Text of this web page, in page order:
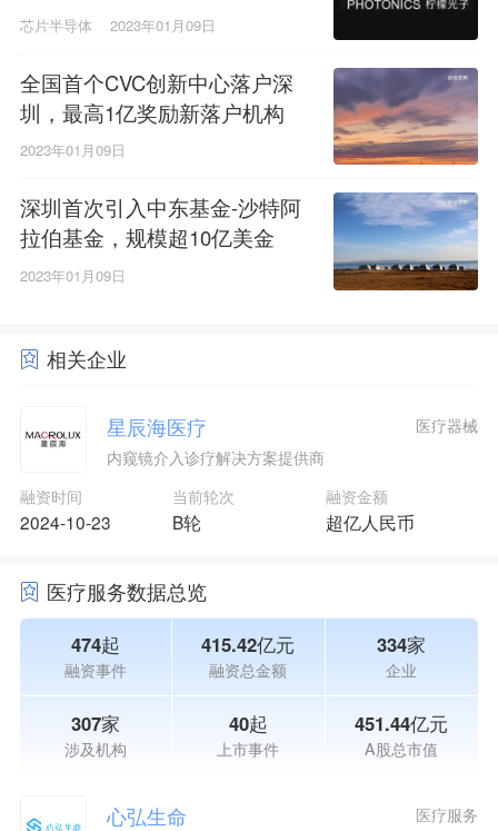
芯片半导体 2023年01月09日
全国首个CVC创新中心落户深
圳，最高1亿奖励新落户机构
2023年01月09日
深圳首次引入中东基金-沙特阿
拉伯基金，规模超10亿美金
2023年01月09日
相关企业
星辰海医疗
内窥镜介入诊疗解决方案提供商
医疗器械
融资时间
2024-10-23
当前轮次
B轮
融资金额
超亿人民币
医疗服务数据总览
474起
融资事件
415.42亿元
融资总金额
334家
企业
307家
涉及机构
40起
上市事件
451.44亿元
A股总市值
心弘生命 医疗服务